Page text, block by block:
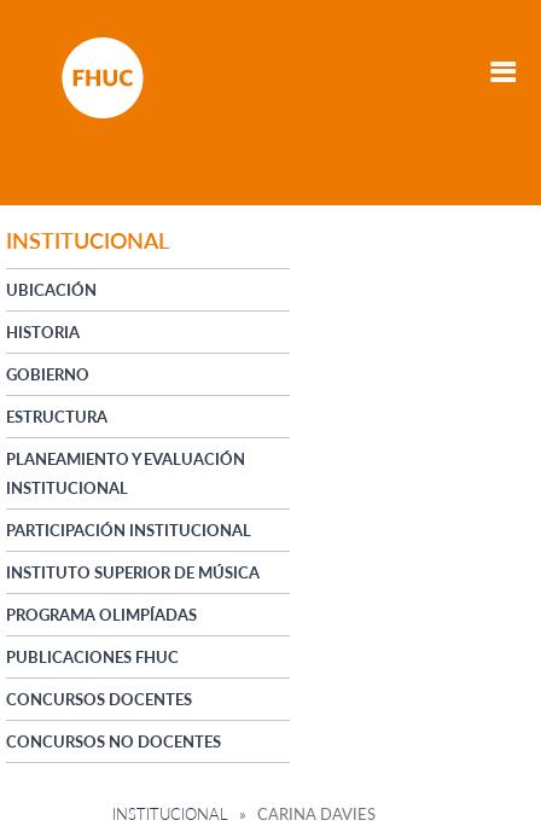
INSTITUCIONAL
UBICACIÓN
HISTORIA
GOBIERNO
ESTRUCTURA
PLANEAMIENTO Y EVALUACIÓN
INSTITUCIONAL
PARTICIPACIÓN INSTITUCIONAL
INSTITUTO SUPERIOR DE MÚSICA
PROGRAMA OLIMPÍADAS
PUBLICACIONES FHUC
CONCURSOS DOCENTES
CONCURSOS NO DOCENTES
INSTITUCIONAL » CARINA DAVIES